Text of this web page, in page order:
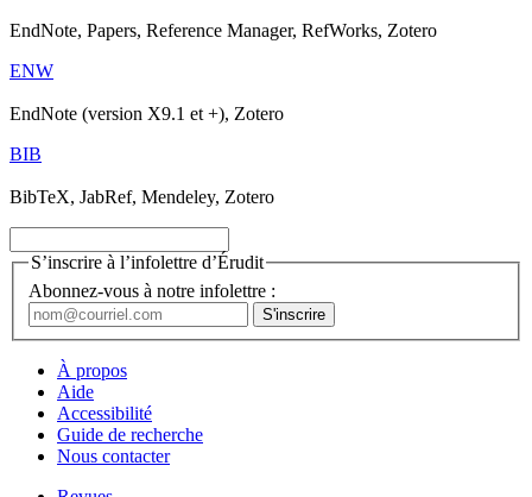
EndNote, Papers, Reference Manager, RefWorks, Zotero
ENW
EndNote (version X9.1 et +), Zotero
BIB
BibTeX, JabRef, Mendeley, Zotero
S’inscrire à l’infolettre d’Érudit
Abonnez-vous à notre infolettre :
À propos
Aide
Accessibilité
Guide de recherche
Nous contacter